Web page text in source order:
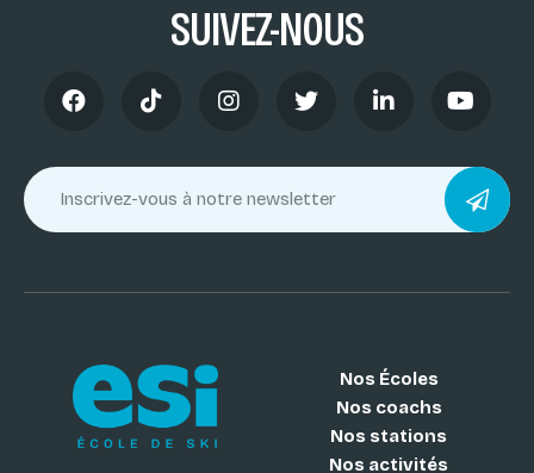
SUIVEZ-NOUS
Nos Écoles
Nos coachs
Nos stations
Nos activités